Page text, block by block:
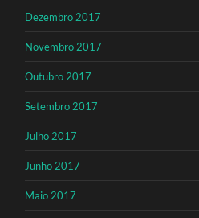
Dezembro 2017
Novembro 2017
Outubro 2017
Setembro 2017
Julho 2017
Junho 2017
Maio 2017